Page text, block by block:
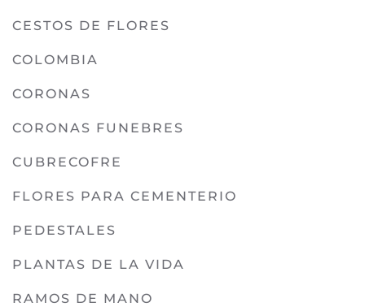
CESTOS DE FLORES
COLOMBIA
CORONAS
CORONAS FUNEBRES
CUBRECOFRE
FLORES PARA CEMENTERIO
PEDESTALES
PLANTAS DE LA VIDA
RAMOS DE MANO